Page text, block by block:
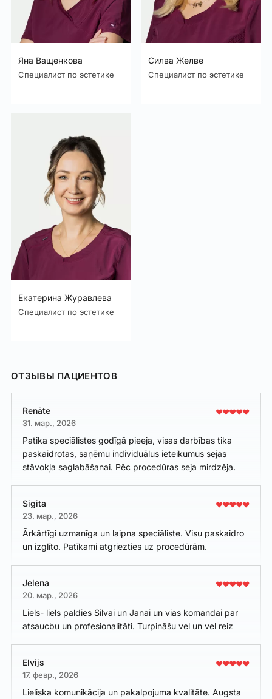
Яна Ващенкова
Специалист по эстетике
Силва Желве
Специалист по эстетике
Екатерина Журавлева
Специалист по эстетике
ОТЗЫВЫ ПАЦИЕНТОВ
Renāte
31. мар., 2026
Patika speciālistes godīgā pieeja, visas darbības tika
paskaidrotas, saņēmu individuālus ieteikumus sejas
stāvokļa saglabāšanai. Pēc procedūras seja mirdzēja.
Sigita
23. мар., 2026
Ārkārtīgi uzmanīga un laipna speciāliste. Visu paskaidro
un izglīto. Patīkami atgriezties uz procedūrām.
Jelena
20. мар., 2026
Liels- liels paldies Silvai un Janai un vias komandai par
atsaucbu un profesionalitāti. Turpināšu vel un vel reiz
Elvijs
17. февр., 2026
Lieliska komunikācija un pakalpojuma kvalitāte. Augsta